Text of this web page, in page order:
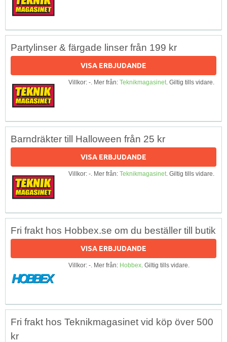
Partylinser & färgade linser från 199 kr
VISA ERBJUDANDE
Villkor: -. Mer från: Teknikmagasinet. Giltig tills vidare.
Barndräkter till Halloween från 25 kr
VISA ERBJUDANDE
Villkor: -. Mer från: Teknikmagasinet. Giltig tills vidare.
Fri frakt hos Hobbex.se om du beställer till butik
VISA ERBJUDANDE
Villkor: -. Mer från: Hobbex. Giltig tills vidare.
Fri frakt hos Teknikmagasinet vid köp över 500
kr